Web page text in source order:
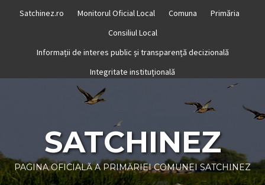
Satchinez.ro Monitorul Oficial Local Comuna
Primăria
Consiliul Local
Informații de interes public și transparență decizională
Integritate instituțională
SATCHINEZ
PAGINA OFICIALĂ A PRIMĂRIEI COMUNEI SATCHINEZ